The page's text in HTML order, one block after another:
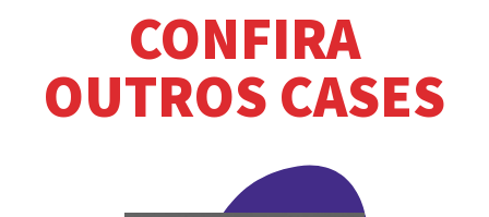
CONFIRA
OUTROS CASES